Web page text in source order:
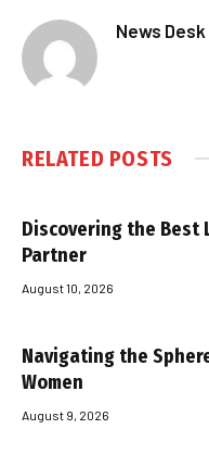
News Desk
RELATED POSTS
Discovering the Best
Partner
August 10, 2026
Navigating the
Women
August 9, 2026